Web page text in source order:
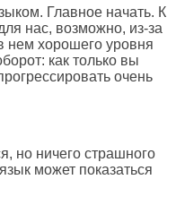
Главное начать. К
нас, возможно, из-за
нем хорошего уровня
как только вы
очень
но ничего страшного
может показаться